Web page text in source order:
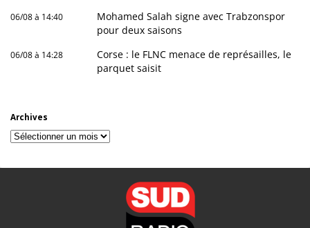
06/08 à 14:40
Mohamed Salah signe avec Trabzonspor
pour deux saisons
06/08 à 14:28
Corse : le FLNC menace de représailles, le
parquet saisit
Archives
Archives